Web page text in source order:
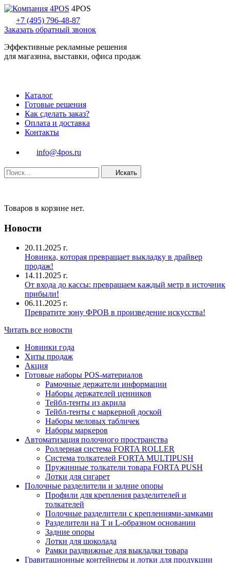
4POS
+7 (495) 796-48-87
Заказать обратный звонок
Эффективные рекламные решения
для магазина, выставки, офиса продаж
Каталог
Готовые решения
Как сделать заказ?
Оплата и доставка
Контакты
info@4pos.ru
Искать
Товаров в корзине нет.
Новости
20.11.2025 г.
Новинка, которая превращает выкладку в драйвер
продаж!
14.11.2025 г.
От входа до кассы: превращаем каждый метр в источник
прибыли!
06.11.2025 г.
Превратите зону ФРОВ в произведение искусства!
Читать все новости
Новинки года
Хиты продаж
Акция
Готовые наборы POS-материалов
Рамочные держатели информации
Наборы держателей ценников
Тейбл-тенты из акрила
Тейбл-тенты с маркерной доской
Наборы меловых табличек
Наборы маркеров
Автоматизация полочного пространства
Роллерная система FORTA ROLLER
Система толкателей FORTA MULTIPUSH
Пружинные толкатели товара FORTA PUSH
Лотки для сигарет
Полочные разделители и задние опоры
Профили для крепления разделителей и
толкателей
Полочные разделители с креплениями-замками
Разделители на Т и L-образном основании
Задние опоры
Лотки для шоколада
Рамки раздвижные для выкладки товара
Гравитационные контейнеры и лотки для продукции